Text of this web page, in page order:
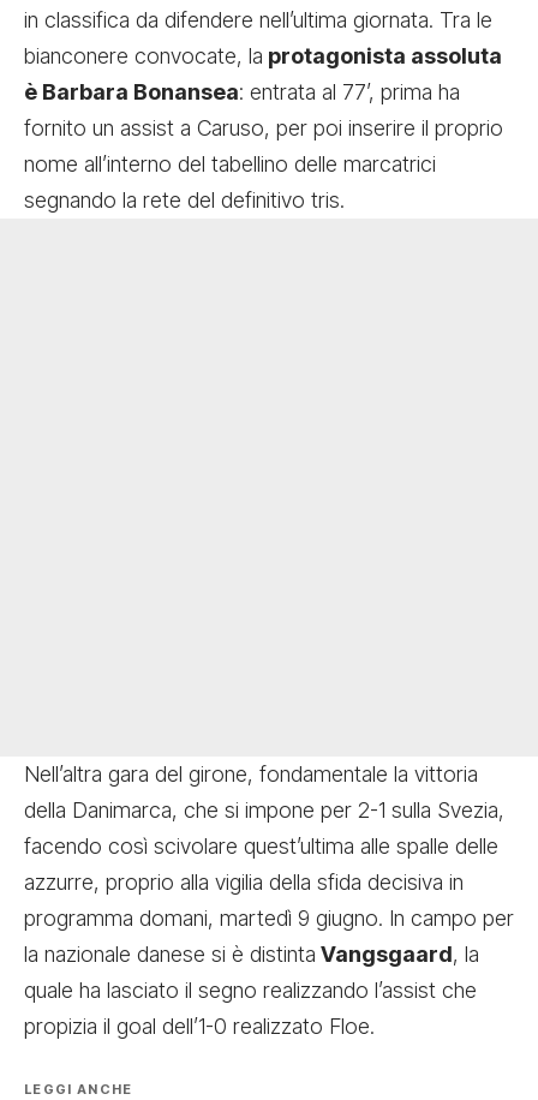
in classifica da difendere nell’ultima giornata. Tra le
bianconere convocate, la protagonista assoluta
è Barbara Bonansea: entrata al 77’, prima ha
fornito un assist a Caruso, per poi inserire il proprio
nome all’interno del tabellino delle marcatrici
segnando la rete del definitivo tris.
Nell’altra gara del girone, fondamentale la vittoria
della Danimarca, che si impone per 2-1 sulla Svezia,
facendo così scivolare quest’ultima alle spalle delle
azzurre, proprio alla vigilia della sfida decisiva in
programma domani, martedì 9 giugno. In campo per
la nazionale danese si è distinta Vangsgaard, la
quale ha lasciato il segno realizzando l’assist che
propizia il goal dell’1-0 realizzato Floe.
LEGGI ANCHE